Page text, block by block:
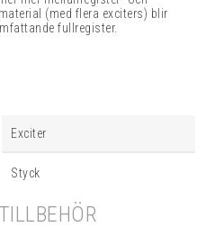
(med flera exciters) blir
fullregister.
Exciter
Styck